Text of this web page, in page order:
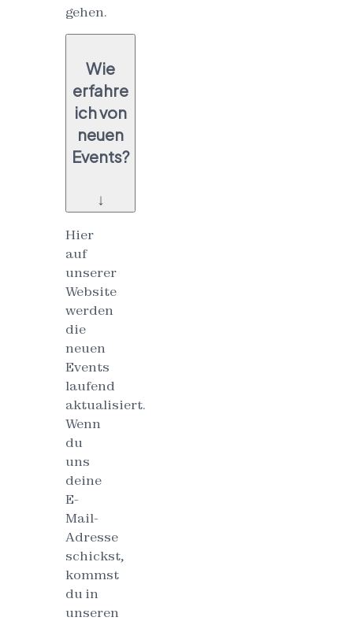
gehen.
Wie
erfahre
ich von
neuen
Events?
↓
Hier
auf
unserer
Website
werden
die
neuen
Events
laufend
aktualisiert.
Wenn
du
uns
deine
E-
Mail-
Adresse
schickst,
kommst
du in
unseren